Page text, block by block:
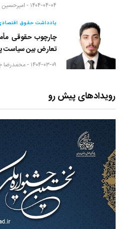
۱۴۰۴-۰۴-۰۴ - امیرحسین
یادداشت حقوق
چارچوب حقوقی
تعارض بین سیاست
۱۴۰۴-۰۳-۰۹ -
رویدادهای پیش رو